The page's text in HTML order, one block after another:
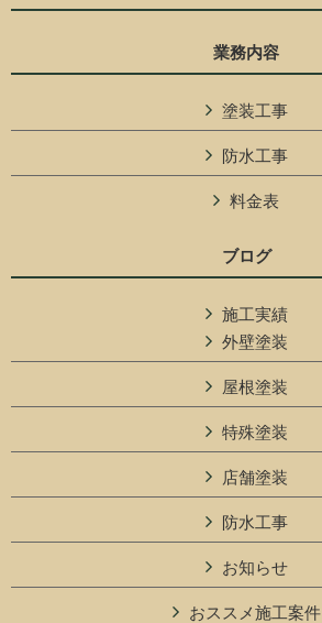
業務内容
塗装工事
防水工事
料金表
ブログ
施工実績
外壁塗装
屋根塗装
特殊塗装
店舗塗装
防水工事
お知らせ
おススメ施工案件